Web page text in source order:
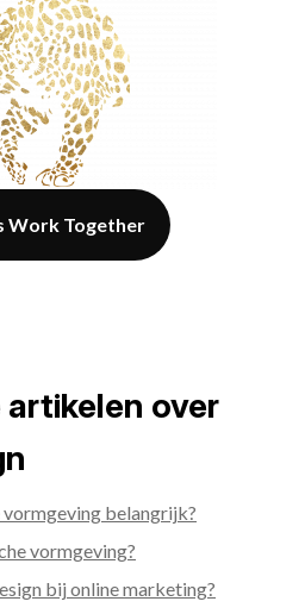
Work Together
over
belangrijk?
vormgeving?
bij online marketing?